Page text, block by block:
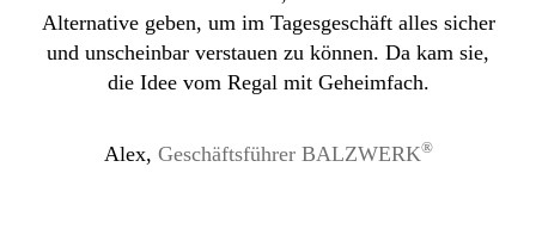
Alternative geben, um im Tagesgeschäft alles sicher
und unscheinbar verstauen zu können. Da kam sie,
die Idee vom Regal mit Geheimfach.
Alex, Geschäftsführer BALZWERK®